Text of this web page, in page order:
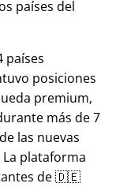
países del
países
posiciones
premium,
más de 7
las nuevas
plataforma
de 🇩🇪